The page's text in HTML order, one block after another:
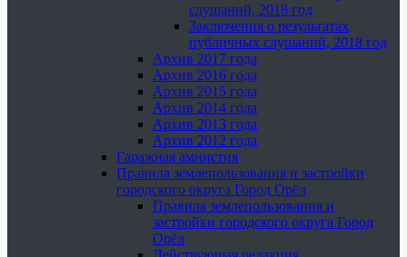
слушаний, 2018 год
Заключения о результатах
публичных слушаний, 2018 год
Архив 2017 года
Архив 2016 года
Архив 2015 года
Архив 2014 года
Архив 2013 года
Архив 2012 года
Гаражная амнистия
Правила землепользования и застройки
городского округа Город Орёл
Правила землепользования и
застройки городского округа Город
Орёл